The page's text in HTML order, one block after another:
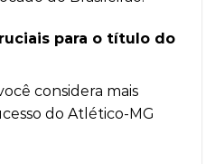
para o título do
considera mais
do Atlético-MG